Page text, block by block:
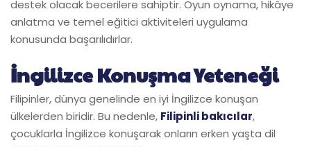
destek olacak becerilere sahiptir. Oyun oynama, hikâye
anlatma ve temel eğitici aktiviteleri uygulama
konusunda başarılıdırlar.
İngilizce Konuşma Yeteneği
Filipinler, dünya genelinde en iyi İngilizce konuşan
ülkelerden biridir. Bu nedenle, Filipinli bakıcılar,
çocuklarla İngilizce konuşarak onların erken yaşta dil